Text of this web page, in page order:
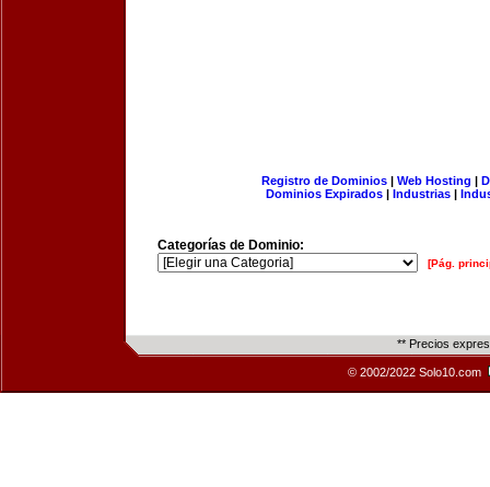
Registro de Dominios| Web Hosting |
Dominios Expirados | Industrias |
Categorías de Dominio:
[Pág.
** Precios
© 2002/2022 Solo10.com